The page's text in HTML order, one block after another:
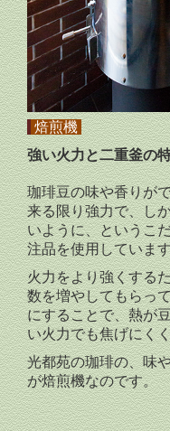
焙煎機
強い火力と二重釜の
珈琲豆の味や香りが
来る限り強力で、し
いように、というこ
注品を使用していま
火力をより強くする
数を増やしてもらっ
にすることで、熱が
い火力でも焦げにく
光都苑の珈琲の、味
が焙煎機なのです。